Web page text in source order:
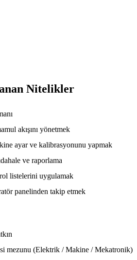
Nitelikler
akışını yönetmek
ayar ve kalibrasyonunu yapmak
ve raporlama
listelerini uygulamak
panelinden takip etmek
mezunu (Elektrik / Makine / Mekatronik)